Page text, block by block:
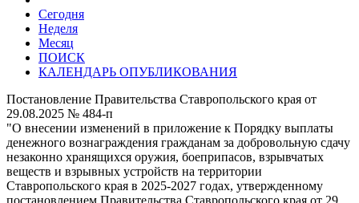
Сегодня
Неделя
Месяц
ПОИСК
КАЛЕНДАРЬ ОПУБЛИКОВАНИЯ
Постановление Правительства Ставропольского края от
29.08.2025 № 484-п
"О внесении изменений в приложение к Порядку выплаты
денежного вознаграждения гражданам за добровольную сдачу
незаконно хранящихся оружия, боеприпасов, взрывчатых
веществ и взрывных устройств на территории
Ставропольского края в 2025-2027 годах, утвержденному
постановлением Правительства Ставропольского края от 29